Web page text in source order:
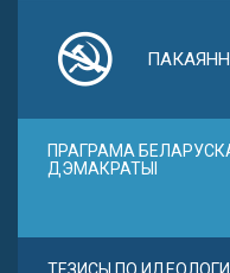
ПРАГРАМА
ДЭМАКРАТЫІ
ТЕЗИСЫ ПО